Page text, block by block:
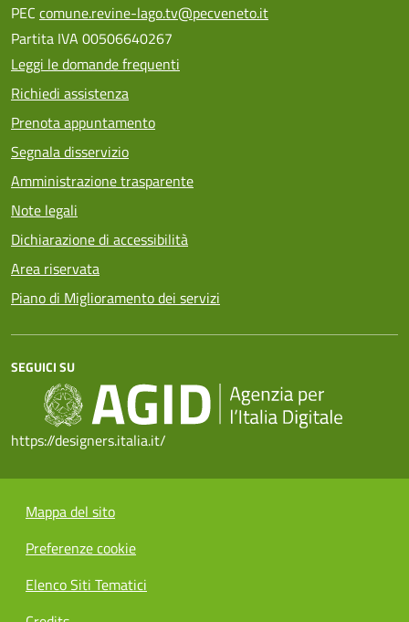
PEC comune.revine-lago.tv@pecveneto.it
Partita IVA 00506640267
Leggi le domande frequenti
Richiedi assistenza
Prenota appuntamento
Segnala disservizio
Amministrazione trasparente
Note legali
Dichiarazione di accessibilità
Area riservata
Piano di Miglioramento dei servizi
SEGUICI SU
https://designers.italia.it/
Mappa del sito
Preferenze cookie
Elenco Siti Tematici